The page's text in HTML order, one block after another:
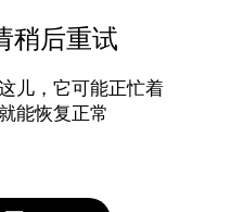
稍后重试
儿，它可能正忙着
能恢复正常